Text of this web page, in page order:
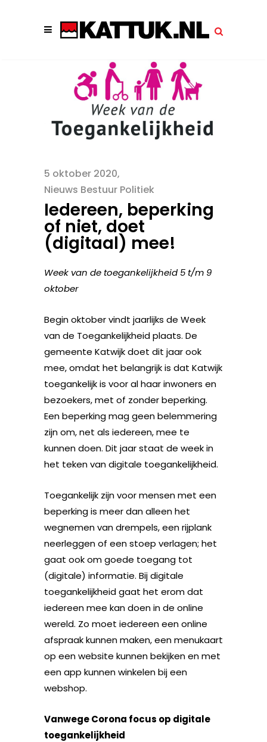
5 oktober 2020
Nieuws Bestuur Politiek
Iedereen, beperking
of niet, doet
(digitaal) mee!
Week van de toegankelijkheid 5 t/m 9
oktober
Begin oktober vindt jaarlijks de Week
van de Toegankelijkheid plaats. De
gemeente Katwijk doet dit jaar ook
mee, omdat het belangrijk is dat Katwijk
toegankelijk is voor al haar inwoners en
bezoekers, met of zonder beperking.
Een beperking mag geen belemmering
zijn om, net als iedereen, mee te
kunnen doen. Dit jaar staat de week in
het teken van digitale toegankelijkheid.
Toegankelijk zijn voor mensen met een
beperking is meer dan alleen het
wegnemen van drempels, een rijplank
neerleggen of een stoep verlagen; het
gaat ook om goede toegang tot
(digitale) informatie. Bij digitale
toegankelijkheid gaat het erom dat
iedereen mee kan doen in de online
wereld. Zo moet iedereen een online
afspraak kunnen maken, een menukaart
op een website kunnen bekijken en met
een app kunnen winkelen bij een
webshop.
Vanwege Corona focus op digitale
toegankelijkheid